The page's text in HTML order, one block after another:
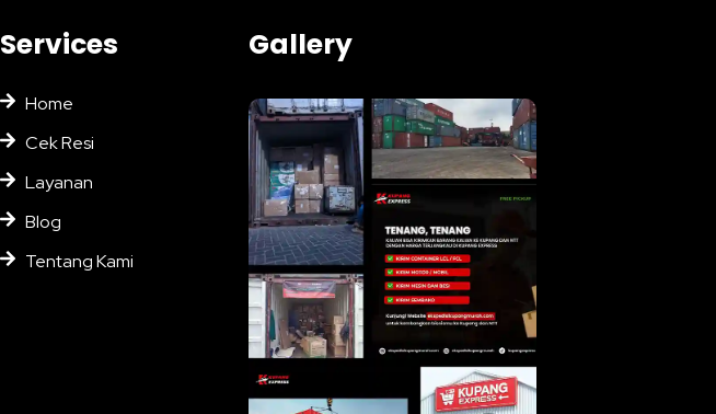
Services
Home
Cek Resi
Layanan
Blog
Tentang Kami
Gallery